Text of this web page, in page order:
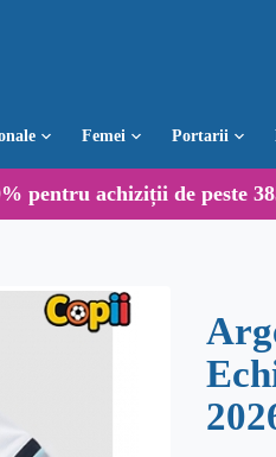
Femei Portarii
pentru achiziții de peste